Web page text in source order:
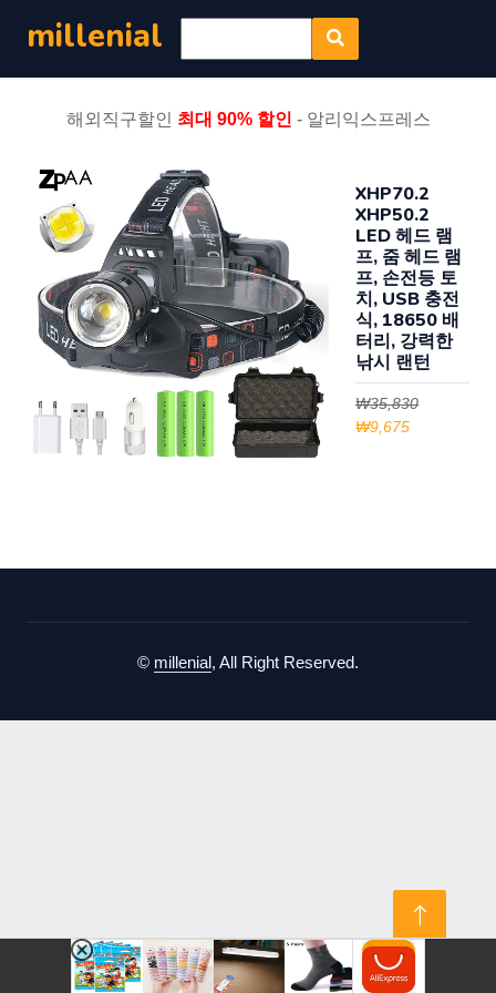
millenial
해외직구할인 최대 90% 할인 - 알리익스프레스
XHP70.2
XHP50.2
LED 헤드 램
프, 줌 헤드 램
프, 손전등 토
치, USB 충전
식, 18650 배
터리, 강력한
낚시 랜턴
₩35,830
₩9,675
© millenial, All Right Reserved.